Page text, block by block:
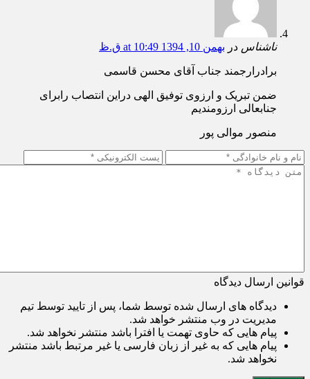
ناشناس در بهمن 10, 1394 at 10:49 ق.ظ
برادرارجمند جناب آقای محسن قاسمی
ضمن تبریک و ارزوی توفیق الهی دراین انتصاب رابرای
جنابعالی ارزومندیم
منصور موالی پور
قوانین ارسال دیدگاه
دیدگاه های ارسال شده توسط شما، پس از تایید توسط تیم
مدیریت در وب منتشر خواهد شد.
پیام هایی که حاوی تهمت یا افترا باشد منتشر نخواهد شد.
پیام هایی که به غیر از زبان فارسی یا غیر مرتبط باشد منتشر
نخواهد شد.